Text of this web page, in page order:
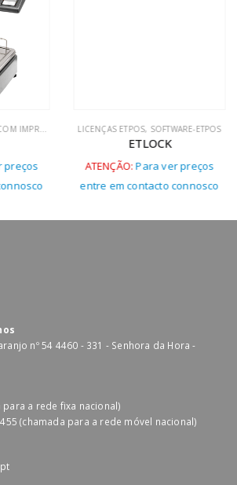
IMPRESSORA
preços
LICENÇAS ETPOS, SOFTWARE-ETPOS
ETLOCK
ATENÇÃO: Para ver preços
entre em contacto connosco
nº 54 4460 - 331 - Senhora da Hora -
para a rede fixa nacional)
(chamada para a rede móvel nacional)